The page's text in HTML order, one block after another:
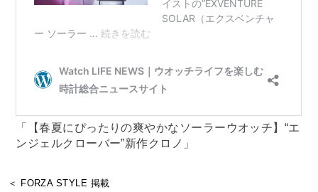
「【春夏にぴったりの爽やかなソーラーウオッチ】“エ
ンジェルクローバー”新作クロノ」
＜ FORZA STYLE 掲載